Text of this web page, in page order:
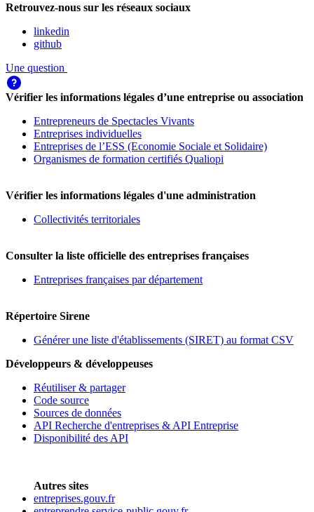
Retrouvez-nous sur les réseaux sociaux
linkedin
github
Une question
Vérifier les informations légales d’une entreprise ou association
Entrepreneurs de Spectacles Vivants
Entreprises individuelles
Entreprises de l’ESS (Economie Sociale et Solidaire)
Organismes de formation certifiés Qualiopi
Vérifier les informations légales d'une administration
Collectivités territoriales
Consulter la liste officielle des entreprises françaises
Entreprises françaises par département
Répertoire Sirene
Générer une liste d'établissements (SIRET) au format CSV
Développeurs & développeuses
Réutiliser & partager
Code source
Sources de données
API Recherche d'entreprises & API Entreprise
Disponibilité des API
Autres sites
entreprises.gouv.fr